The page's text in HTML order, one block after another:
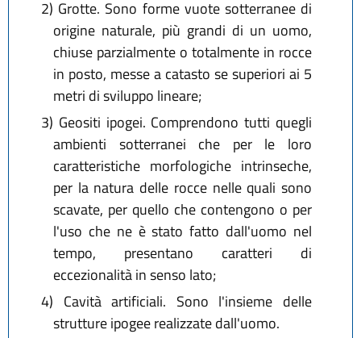
2) Grotte. Sono forme vuote sotterranee di
origine naturale, più grandi di un uomo,
chiuse parzialmente o totalmente in rocce
in posto, messe a catasto se superiori ai 5
metri di sviluppo lineare;
3) Geositi ipogei. Comprendono tutti quegli
ambienti sotterranei che per le loro
caratteristiche morfologiche intrinseche,
per la natura delle rocce nelle quali sono
scavate, per quello che contengono o per
l'uso che ne è stato fatto dall'uomo nel
tempo, presentano caratteri di
eccezionalità in senso lato;
4) Cavità artificiali. Sono l'insieme delle
strutture ipogee realizzate dall'uomo.